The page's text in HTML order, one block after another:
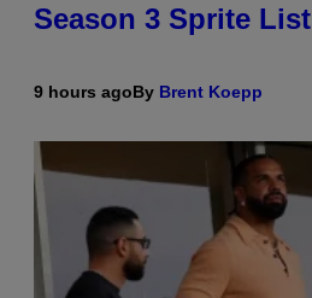
Season 3 Sprite List
9 hours agoBy Brent Koepp